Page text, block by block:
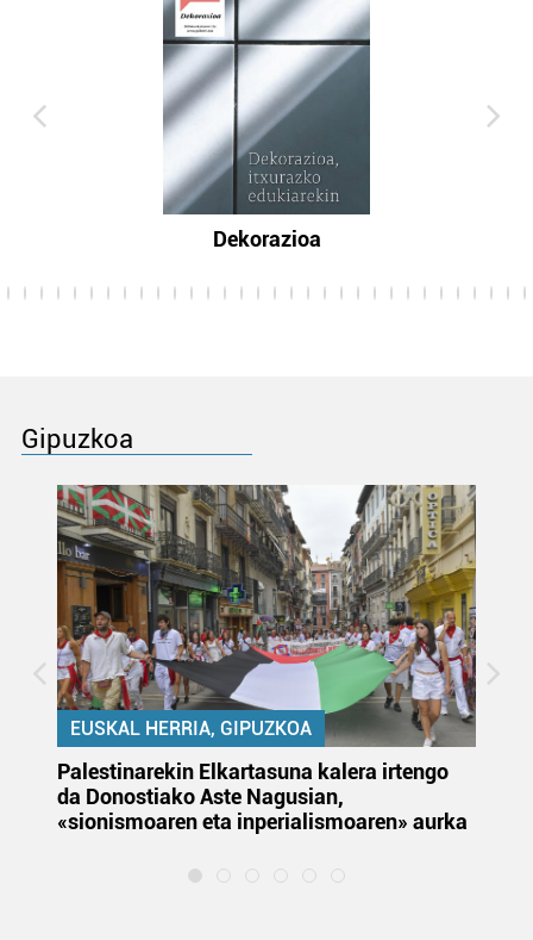
Dekorazioa
Gipuzkoa
EUSKAL HERRIA, GIPUZKOA
Palestinarekin Elkartasuna kalera irtengo
da Donostiako Aste Nagusian,
«sionismoaren eta inperialismoaren» aurka